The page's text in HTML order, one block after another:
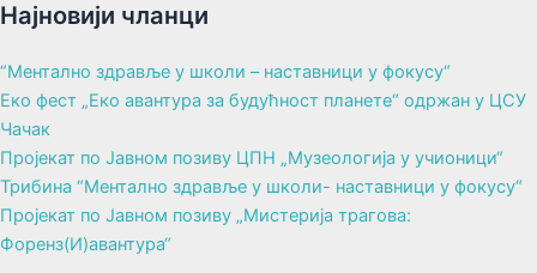
Најновији чланци
“Ментално здравље у школи – наставници у фокусу“
Еко фест „Еко авантура за будућност планете“ одржан у ЦСУ
Чачак
Пројекат по Јавном позиву ЦПН „Музеологија у учионици“
Трибина “Ментално здравље у школи- наставници у фокусу“
Пројекат по Јавном позиву „Мистерија трагова:
Форенз(И)авантура“